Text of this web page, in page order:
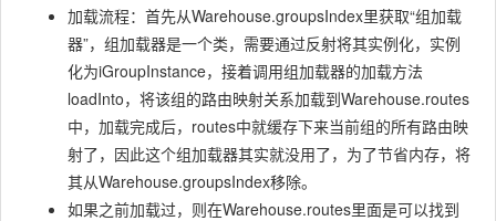
加载流程：首先从Warehouse.groupsIndex里获取“组加载
器”，组加载器是一个类，需要通过反射将其实例化，实例
化为iGroupInstance，接着调用组加载器的加载方法
loadInto，将该组的路由映射关系加载到Warehouse.routes
中，加载完成后，routes中就缓存下来当前组的所有路由映
射了，因此这个组加载器其实就没用了，为了节省内存，将
其从Warehouse.groupsIndex移除。
如果之前加载过，则在Warehouse.routes里面是可以找到